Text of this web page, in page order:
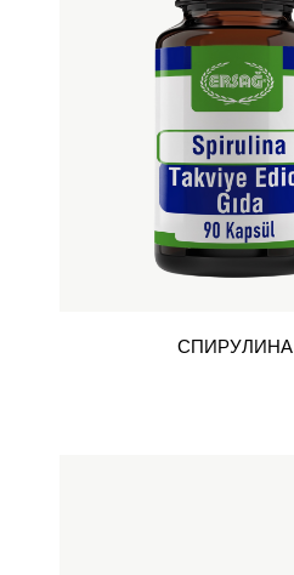
СПИРУЛИНА